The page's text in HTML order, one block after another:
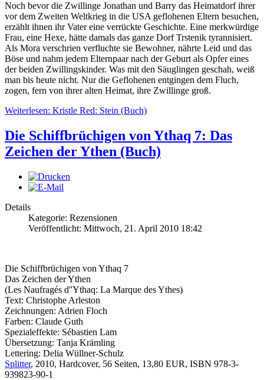
Noch bevor die Zwillinge Jonathan und Barry das Heimatdorf ihrer
vor dem Zweiten Weltkrieg in die USA geflohenen Eltern besuchen,
erzählt ihnen ihr Vater eine verrückte Geschichte. Eine merkwürdige
Frau, eine Hexe, hätte damals das ganze Dorf Trstenik tyrannisiert.
Als Mora verschrien verfluchte sie Bewohner, nährte Leid und das
Böse und nahm jedem Elternpaar nach der Geburt als Opfer eines
der beiden Zwillingskinder. Was mit den Säuglingen geschah, weiß
man bis heute nicht. Nur die Geflohenen entgingen dem Fluch,
zogen, fern von ihrer alten Heimat, ihre Zwillinge groß.
Weiterlesen: Kristle Red: Stein (Buch)
Die Schiffbrüchigen von Ythaq 7: Das
Zeichen der Ythen (Buch)
Details
Kategorie: Rezensionen
Veröffentlicht: Mittwoch, 21. April 2010 18:42
Die Schiffbrüchigen von Ythaq 7
Das Zeichen der Ythen
(Les Naufragés d''Ythaq: La Marque des Ythes)
Text: Christophe Arleston
Zeichnungen: Adrien Floch
Farben: Claude Guth
Spezialeffekte: Sébastien Lam
Übersetzung: Tanja Krämling
Lettering: Delia Wüllner-Schulz
Splitter, 2010, Hardcover, 56 Seiten, 13,80 EUR, ISBN 978-3-
939823-90-1